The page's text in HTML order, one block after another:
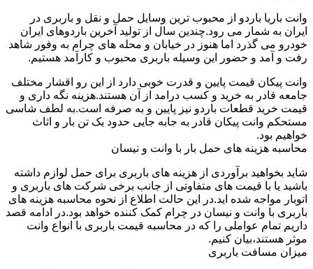
وانت باریا باردو از محبوب ترین وسایل حمل و نقل و باربری در
ایران به شمار می رود.چندین سال از تولید آخرین باردوهای ایران
خودرو می گذرد اما هنوز در خیابان و محله های چرام به وفور شاهد
رفت و آمد و حضور این وسیله باربری محبوب و کارآمد هستیم.
وانت پیکان قیمت پایین و قدرت خوبی دارد از این رو اقشار مختلف
جامعه قادر به خرید و کسب درامد از آن هستند.هزینه نگه داری و
قیمت خرید قطعات باردو نیز پایین و به صرفه است.به لطف شاسی
مستحکم وانت پیکان قادر به جابه جایی حدود یک تن بار و اثاث
خواهیم بود.
محاسبه هزینه های حمل بار با وانت و نیسان
شاید بخواهید برآوردی از هزینه های باربری برای حمل لوازم داشته
باشید یا با قیمت های متفاوتی از جانب برخی شرکت های باربری و
اتوبار مواجه شده اید.در این حالت اطلاع از نحوه محاسبه هزینه های
باربری با وانت و نیسان در چرام کمک کننده خواهد بود.در ادامه قصد
داریم تمام عواملی را که در محاسبه قیمت باربری با انواع وانت
موثر هستند،بیان کنیم.
میزان مسافت باربری